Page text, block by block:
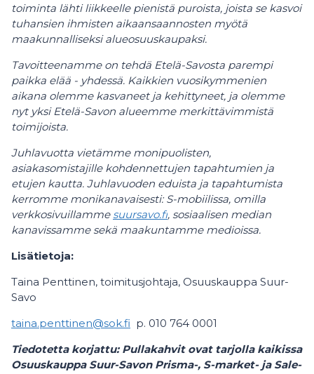
toiminta lähti liikkeelle pienistä puroista, joista se kasvoi
tuhansien ihmisten aikaansaannosten myötä
maakunnalliseksi alueosuuskaupaksi.​
Tavoitteenamme on tehdä Etelä-Savosta parempi
paikka elää - yhdessä. Kaikkien vuosikymmenien
aikana olemme kasvaneet ja kehittyneet, ja olemme
nyt yksi Etelä-Savon alueemme merkittävimmistä
toimijoista.​ ​
Juhlavuotta vietämme monipuolisten,
asiakasomistajille kohdennettujen tapahtumien ja
etujen kautta. Juhlavuoden eduista ja tapahtumista
kerromme monikanavaisesti: S-mobiilissa, omilla
verkkosivuillamme suursavo.fi, sosiaalisen median
kanavissamme sekä maakuntamme medioissa.​
Lisätietoja:
Taina Penttinen, toimitusjohtaja, Osuuskauppa Suur-
Savo
taina.penttinen@sok.fi p. 010 764 0001
Tiedotetta korjattu: Pullakahvit ovat tarjolla kaikissa
Osuuskauppa Suur-Savon Prisma-, S-market- ja Sale-